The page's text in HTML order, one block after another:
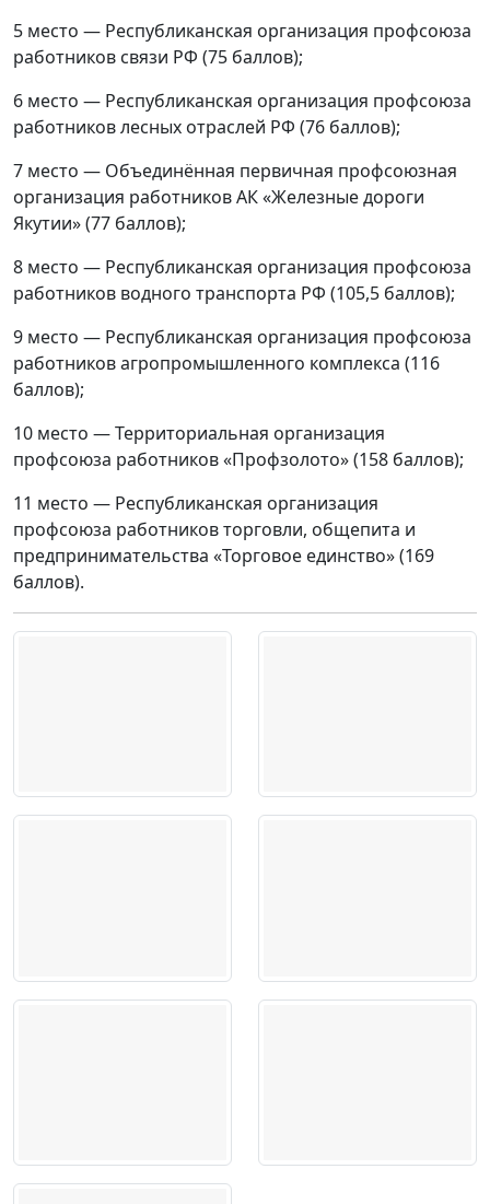
5 место — Республиканская организация профсоюза
работников связи РФ (75 баллов);
6 место — Республиканская организация профсоюза
работников лесных отраслей РФ (76 баллов);
7 место — Объединённая первичная профсоюзная
организация работников АК «Железные дороги
Якутии» (77 баллов);
8 место — Республиканская организация профсоюза
работников водного транспорта РФ (105,5 баллов);
9 место — Республиканская организация профсоюза
работников агропромышленного комплекса (116
баллов);
10 место — Территориальная организация
профсоюза работников «Профзолото» (158 баллов);
11 место — Республиканская организация
профсоюза работников торговли, общепита и
предпринимательства «Торговое единство» (169
баллов).